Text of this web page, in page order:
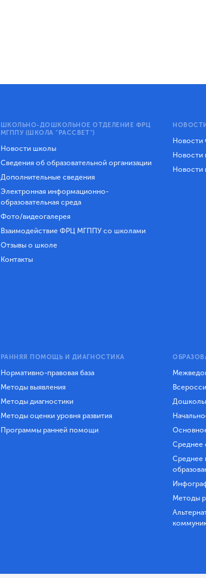
ШКОЛЬНО-ДОШКОЛЬНОЕ ОТДЕЛЕНИЕ ФРЦ
МГППУ (ШКОЛА "РАССВЕТ")
Новости школы
Сведения об образовательной организации
Дополнительные сведения
Электронная информационно-
образовательная среда
Фото/видеогалерея
Взаимодействие ФРЦ МГППУ со школами
Отзывы о школе
Контакты
НОВОСТИ
Новости
Новости
РАННЯЯ ПОМОЩЬ И ДИАГНОСТИКА
Нормативно-правовая база
Методы выявления
Методы диагностики
Методы оценки уровня развития
Программы ранней помощи
Среднее
Среднее
Методы